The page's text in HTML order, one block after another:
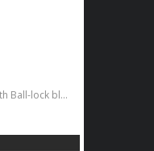
X keyboard stand with Ball-lock black